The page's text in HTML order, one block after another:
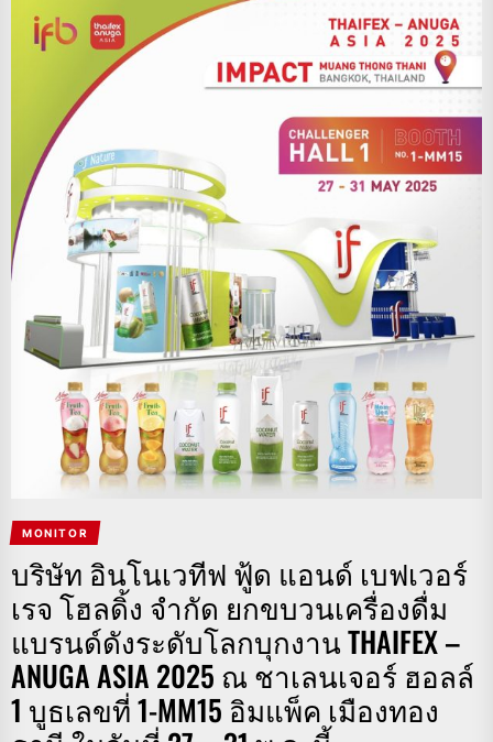
MONITOR
บริษัท อินโนเวทีฟ ฟู้ด แอนด์ เบฟเวอร์
เรจ โฮลดิ้ง จำกัด ยกขบวนเครื่องดื่ม
แบรนด์ดังระดับโลกบุกงาน THAIFEX –
ANUGA ASIA 2025 ณ ชาเลนเจอร์ ฮอลล์
1 บูธเลขที่ 1-MM15 อิมแพ็ค เมืองทอง